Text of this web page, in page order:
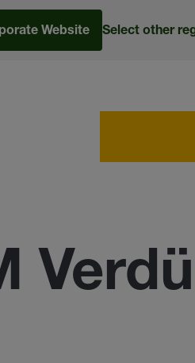
Website Select other